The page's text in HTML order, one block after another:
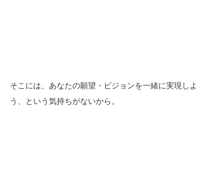
そこには、あなたの願望・ビジョンを一緒に実現しよ
う、という気持ちがないから。